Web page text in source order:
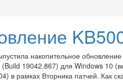
накопительное
(Build 19042.867) для Windows 10
в рамках Вторника патчей. Как